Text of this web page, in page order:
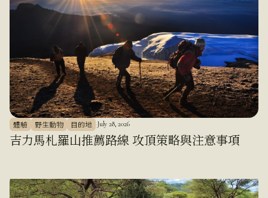
體驗 野生動物 目的地 ·July 28, 2026
吉力馬札羅山推薦路線 攻頂策略與注意事項